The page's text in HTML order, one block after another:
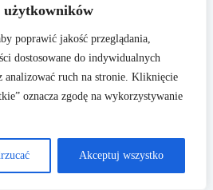
użytkowników
poprawić jakość przeglądania,
dostosowane do indywidualnych
analizować ruch na stronie. Kliknięcie
oznacza zgodę na wykorzystywanie
Akceptuj wszystko
rzetelnych i inspirujących
w podejmowaniu świadomych
O nas
Polityka Prywatności